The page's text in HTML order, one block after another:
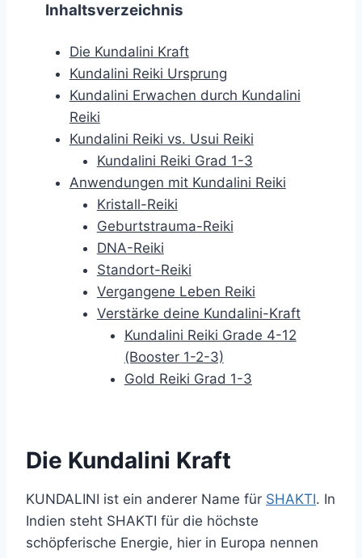
Inhaltsverzeichnis
Die Kundalini Kraft
Kundalini Reiki Ursprung
Kundalini Erwachen durch Kundalini
Reiki
Kundalini Reiki vs. Usui Reiki
Kundalini Reiki Grad 1-3
Anwendungen mit Kundalini Reiki
Kristall-Reiki
Geburtstrauma-Reiki
DNA-Reiki
Standort-Reiki
Vergangene Leben Reiki
Verstärke deine Kundalini-Kraft
Kundalini Reiki Grade 4-12
(Booster 1-2-3)
Gold Reiki Grad 1-3
Die Kundalini Kraft
KUNDALINI ist ein anderer Name für SHAKTI. In
Indien steht SHAKTI für die höchste
schöpferische Energie, hier in Europa nennen